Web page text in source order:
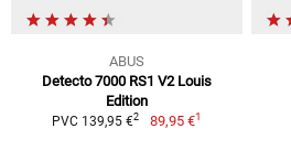
ABUS
Detecto 7000 RS1 V2 Louis
Edition
PVC 139,95 €2 89,95 €1